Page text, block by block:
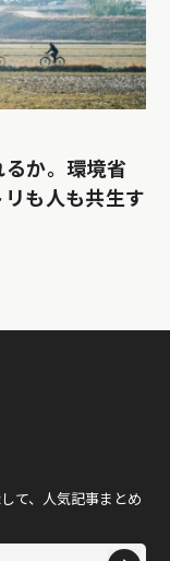
か。環境省
も人も共生す
て、人気記事まとめ